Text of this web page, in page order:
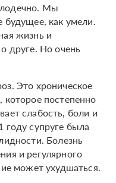
Мы
будущее, как умели.
жизнь и
друге. Но очень
Это хроническое
которое постепенно
слабость, боли и
супруге была
Болезнь
и регулярного
может ухудшаться.